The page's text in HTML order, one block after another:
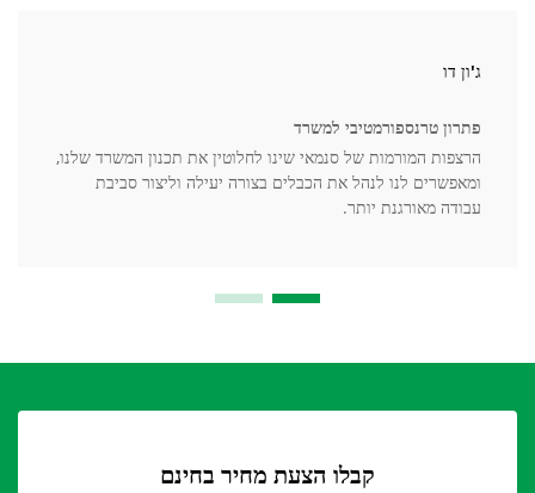
ג'ון דו
פתרון טרנספורמטיבי למשרד
הרצפות המורמות של סנמאי שינו לחלוטין את תכנון המשרד שלנו,
ומאפשרים לנו לנהל את הכבלים בצורה יעילה וליצור סביבת
עבודה מאורגנת יותר.
קבלו הצעת מחיר בחינם